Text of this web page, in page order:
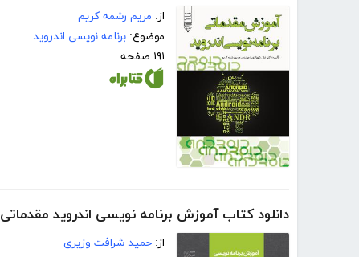
از: مریم رشمه کریم
موضوع: برنامه نویسی اندروید
۱۹۱ صفحه
دانلود کتاب آموزش برنامه نویسی اندروید مقدماتی
از: حمید شرافت وزیری